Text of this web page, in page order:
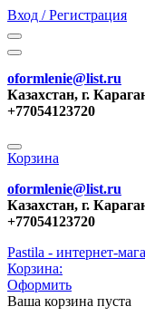
Вход / Регистрация
oformlenie@list.ru
Казахстан, г.
+77054123720
Корзина
oformlenie@list.ru
Казахстан, г.
+77054123720
Pastila - интернет-
Корзина:
Оформить
Ваша корзина пуста